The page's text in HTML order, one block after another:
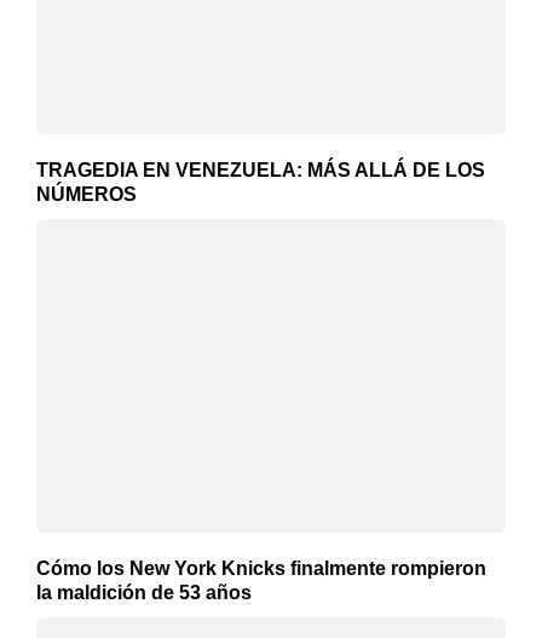
TRAGEDIA EN VENEZUELA: MÁS ALLÁ DE LOS
NÚMEROS
Cómo los New York Knicks finalmente rompieron
la maldición de 53 años